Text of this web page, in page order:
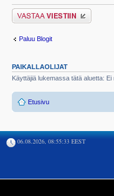
Lähetä vastaus
Paluu Blogit
PAIKALLAOLIJAT
Käyttäjiä lukemassa tätä aluetta:
Etusivu
06.08.2026, 08:55:33 EEST